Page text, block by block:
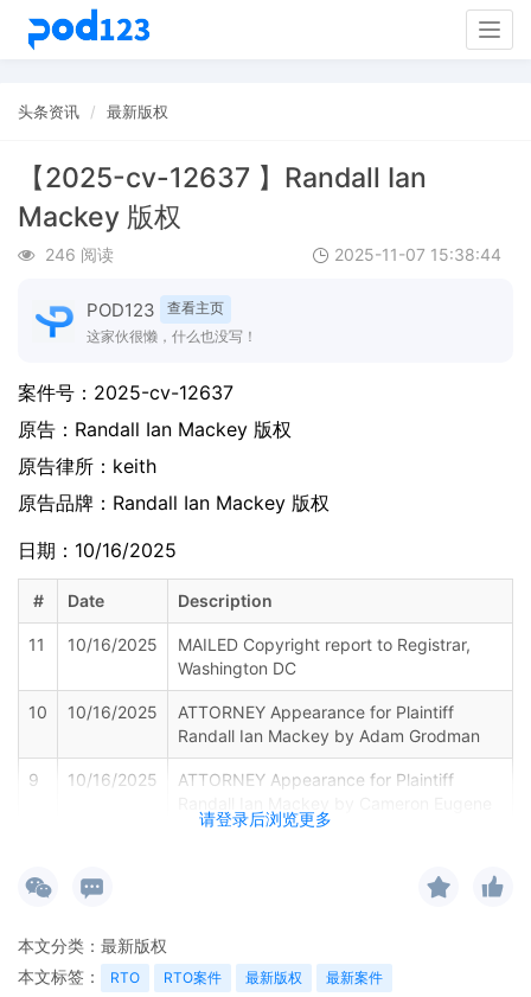
头条资讯 最新版权
【2025-cv-12637 】Randall Ian
Mackey 版权
246 阅读 2025-11-07 15:38:44
POD123
查看主页
这家伙很懒，什么也没写！
请登录后浏览更多
案件号： 2025-cv-12637
原告： Randall Ian Mackey 版权
原告律所：keith
原告品牌： Randall Ian Mackey 版权
日期：10/16/2025
# Date Description
11 10/16/2025
MAILED Copyright report to Registrar,
Washington DC
10 10/16/2025
ATTORNEY Appearance for Plaintiff
Randall Ian Mackey by Adam Grodman
9 10/16/2025
ATTORNEY Appearance for Plaintiff
Mcintyre
Randall Ian Mackey by Christopher
10/16/2025
ATTORNEY Appearance for Plaintiff
Randall Ian Mackey by Monica Rita Martin
本文分类： 最新版权
本文标签：
RTO RTO案件 最新版权 最新案件